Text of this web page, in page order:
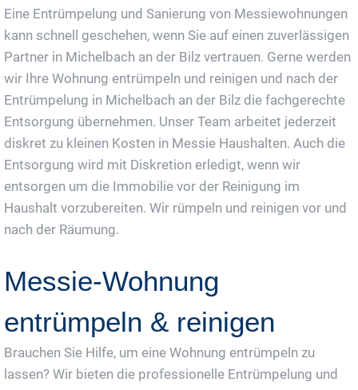
Eine Entrümpelung und Sanierung von Messiewohnungen
kann schnell geschehen, wenn Sie auf einen zuverlässigen
Partner in Michelbach an der Bilz vertrauen. Gerne werden
wir Ihre Wohnung entrümpeln und reinigen und nach der
Entrümpelung in Michelbach an der Bilz die fachgerechte
Entsorgung übernehmen. Unser Team arbeitet jederzeit
diskret zu kleinen Kosten in Messie Haushalten. Auch die
Entsorgung wird mit Diskretion erledigt, wenn wir
entsorgen um die Immobilie vor der Reinigung im
Haushalt vorzubereiten. Wir rümpeln und reinigen vor und
nach der Räumung.
Messie-Wohnung
entrümpeln & reinigen
Brauchen Sie Hilfe, um eine Wohnung entrümpeln zu
lassen? Wir bieten die professionelle Entrümpelung und